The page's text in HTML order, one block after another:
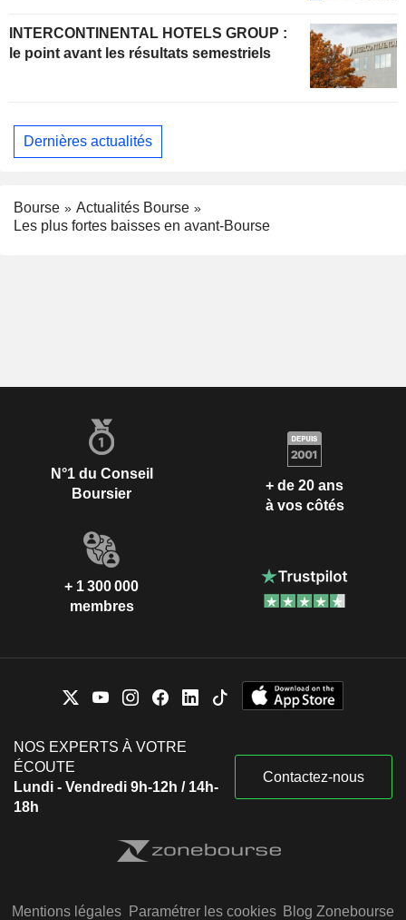
INTERCONTINENTAL HOTELS GROUP :
le point avant les résultats semestriels
Dernières actualités
Bourse
Actualités Bourse
Les plus fortes baisses en avant-Bourse
N°1 du Conseil
Boursier
+ de 20 ans
à vos côtés
+ 1 300 000
membres
NOS EXPERTS À VOTRE
ÉCOUTE
Lundi - Vendredi 9h-12h / 14h-
18h
Contactez-nous
Mentions légales Paramétrer les cookies Blog Zonebourse